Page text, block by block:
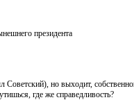
президента
но выходит,
где же справедливость?